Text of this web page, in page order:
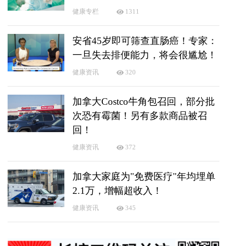
健康专栏 1311
安省45岁即可筛查直肠癌！专家：
一旦失去排便能力，将会很尴尬！
健康资讯 320
加拿大Costco牛角包召回，部分批
次恐有霉菌！另有多款商品被召
回！
健康资讯 372
加拿大家庭为"免费医疗"年均埋单
2.1万，增幅超收入！
健康资讯 345